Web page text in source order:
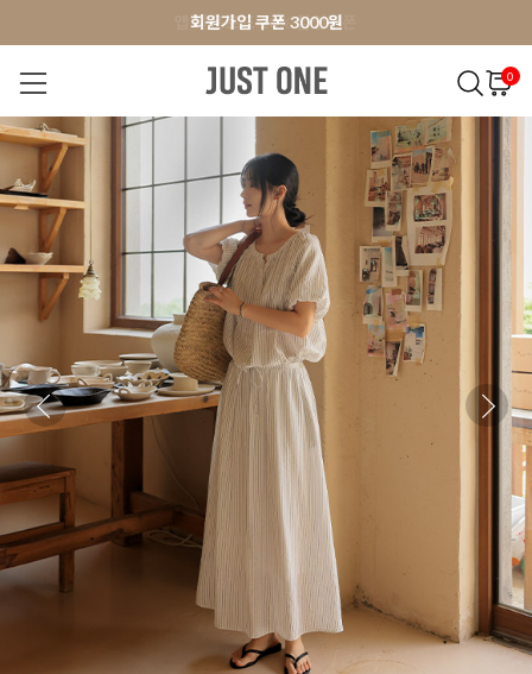
앱 다운로드 10% 할인쿠폰
회원가입 쿠폰 3000원
앱 다운로드 10% 할인쿠폰
0
NEW 7% 상의 팬츠